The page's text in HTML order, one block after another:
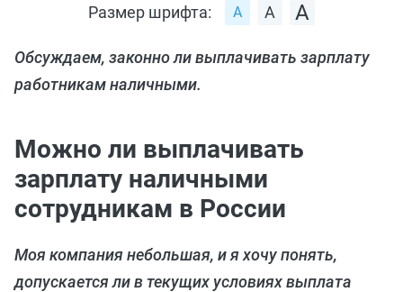
Размер шрифта:
Обсуждаем, законно ли выплачивать зарплату
работникам наличными.
Можно ли выплачивать
зарплату наличными
сотрудникам в России
Моя компания небольшая, и я хочу понять,
допускается ли в текущих условиях выплата